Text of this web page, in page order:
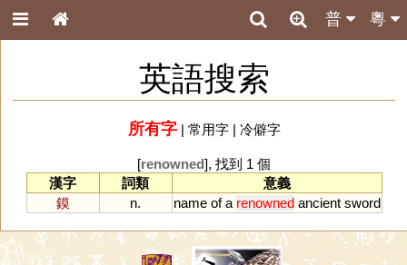
粵
普
英語搜索
所有字| 常用字| 冷僻字
[renowned], 找到 1 個
漢字
詞類
意義
鏌
n. name of a renowned ancient sword